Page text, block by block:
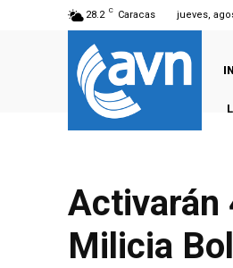
28.2 C Caracas jueves,
Activarán
Milicia